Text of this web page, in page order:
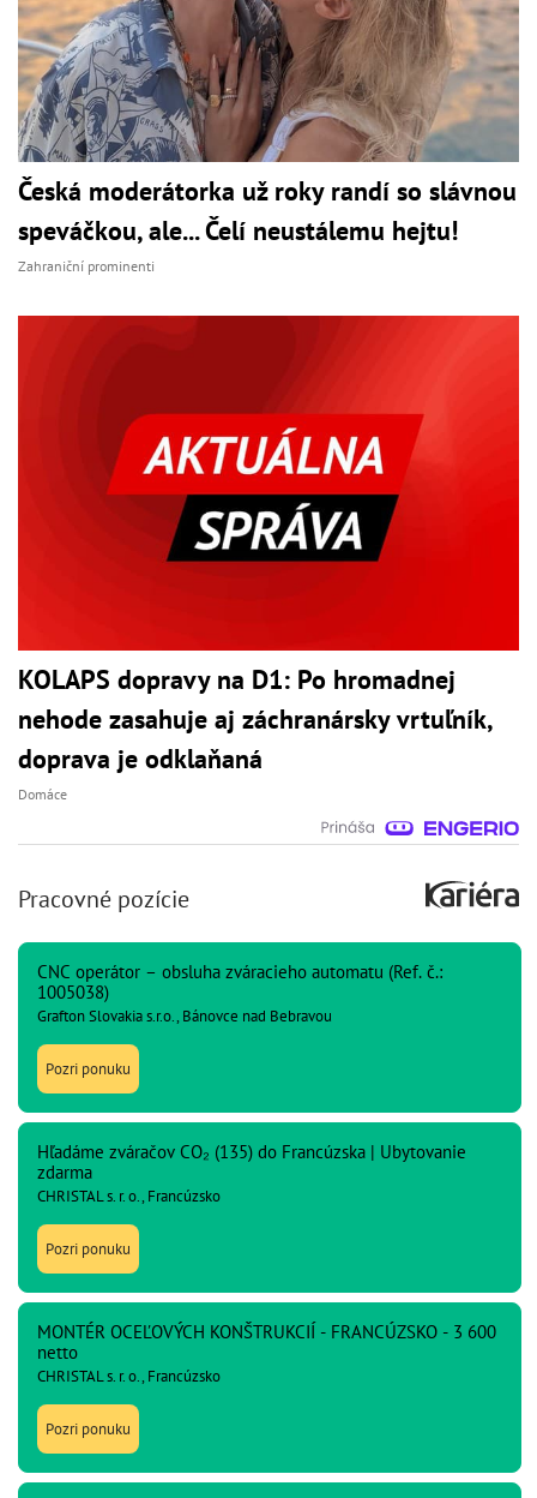
Česká moderátorka už roky randí so slávnou
speváčkou, ale... Čelí neustálemu hejtu!
Zahraniční prominenti
KOLAPS dopravy na D1: Po hromadnej
nehode zasahuje aj záchranársky vrtuľník,
doprava je odklaňaná
Domáce
Pracovné pozície
CNC operátor – obsluha zváracieho automatu (Ref. č.:
1005038)
Grafton Slovakia s.r.o., Bánovce nad Bebravou
Pozri ponuku
Hľadáme zváračov CO₂ (135) do Francúzska | Ubytovanie
zdarma
CHRISTAL s. r. o., Francúzsko
Pozri ponuku
MONTÉR OCEĽOVÝCH KONŠTRUKCIÍ - FRANCÚZSKO - 3 600
netto
CHRISTAL s. r. o., Francúzsko
Pozri ponuku